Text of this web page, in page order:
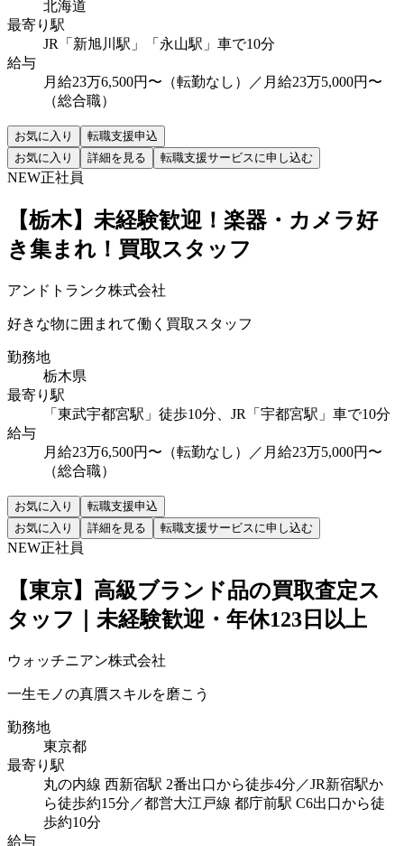
北海道
最寄り駅
JR「新旭川駅」「永山駅」車で10分
給与
月給23万6,500円〜（転勤なし）／月給23万5,000円〜
（総合職）
お気に入り
転職支援申込
お気に入り
詳細を見る 転職支援サービスに申し込む
NEW正社員
【栃木】未経験歓迎！楽器・カメラ好
き集まれ！買取スタッフ
アンドトランク株式会社
好きな物に囲まれて働く買取スタッフ
勤務地
栃木県
最寄り駅
「東武宇都宮駅」徒歩10分、JR「宇都宮駅」車で10分
給与
月給23万6,500円〜（転勤なし）／月給23万5,000円〜
（総合職）
お気に入り
転職支援申込
お気に入り
詳細を見る 転職支援サービスに申し込む
NEW正社員
【東京】高級ブランド品の買取査定ス
タッフ｜未経験歓迎・年休123日以上
ウォッチニアン株式会社
一生モノの真贋スキルを磨こう
勤務地
東京都
最寄り駅
丸の内線 西新宿駅 2番出口から徒歩4分／JR新宿駅か
ら徒歩約15分／都営大江戸線 都庁前駅 C6出口から徒
歩約10分
給与